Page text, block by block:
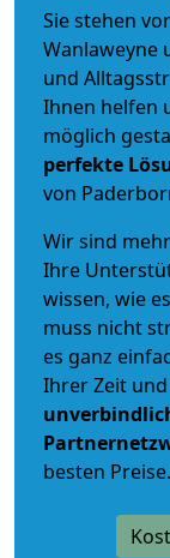
Sie stehen
Wanlaweyne
und
Ihnen helfen
möglich
perfekte
von
Wir sind
Ihre
wissen, wie
muss nicht
es ganz
Ihrer Zeit
besten Preise.